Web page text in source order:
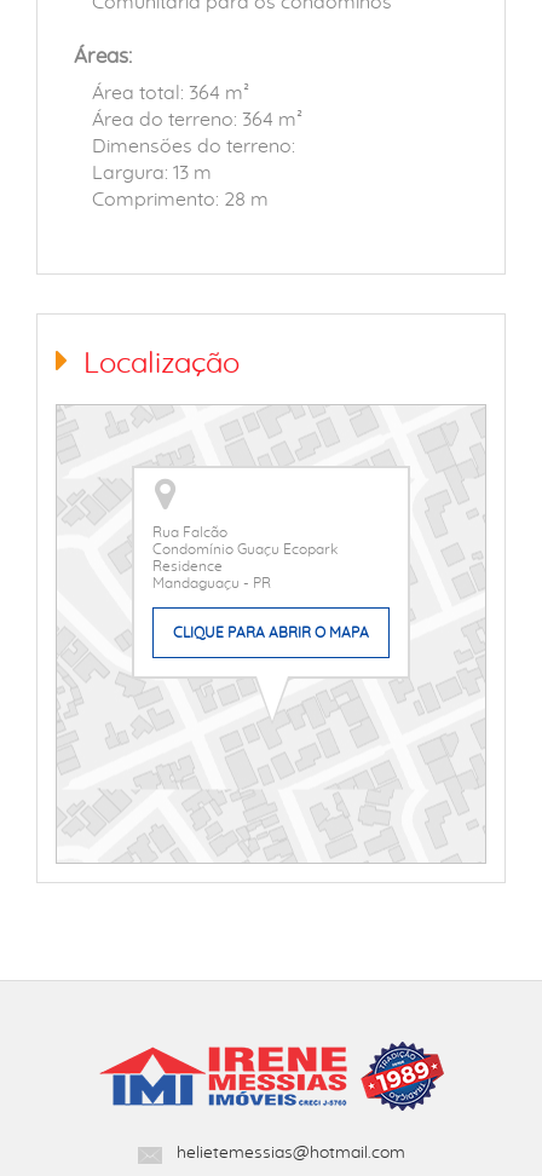
Áreas:
Área total: 364 m²
Área do terreno: 364 m²
Dimensões do terreno:
Largura: 13 m
Comprimento: 28 m
Localização
Rua Falcão
Condomínio Guaçu Ecopark
Residence
Mandaguaçu - PR
CLIQUE PARA ABRIR O MAPA
helietemessias@hotmail.com